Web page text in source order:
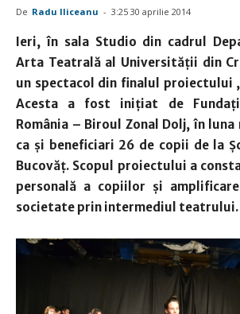
De Radu Iliceanu - 3:25 30 aprilie 2014
Ieri, în sala Studio din cadrul
Arta Teatrală al Universității din
un spectacol din finalul proiectului
Acesta a fost iniţiat de
România – Biroul Zonal Dolj, în
ca şi beneficiari 26 de copii de la
Bucovăţ. Scopul proiectului a
personală a copiilor şi
societate prin intermediul teatrului.